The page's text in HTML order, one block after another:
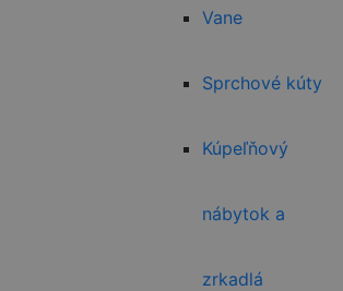
Vane
Sprchové kúty
Kúpeľňový
nábytok a
zrkadlá